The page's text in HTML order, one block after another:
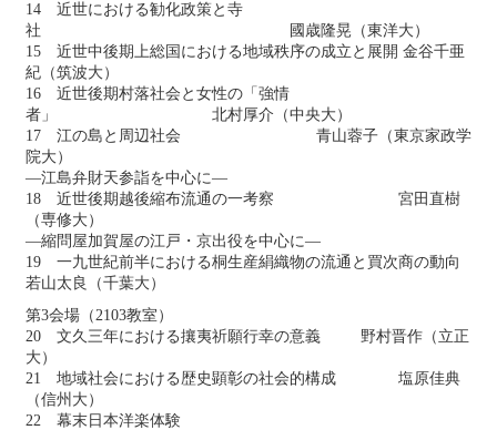
14 近世における勧化政策と寺
社 國歳隆晃（東洋大）
15 近世中後期上総国における地域秩序の成立と展開 金谷千亜
紀（筑波大）
16 近世後期村落社会と女性の「強情
者」 北村厚介（中央大）
17 江の島と周辺社会 青山蓉子（東京家政学
院大）
―江島弁財天参詣を中心に―
18 近世後期越後縮布流通の一考察 宮田直樹
（専修大）
―縮問屋加賀屋の江戸・京出役を中心に―
19 一九世紀前半における桐生産絹織物の流通と買次商の動向
若山太良（千葉大）
第3会場（2103教室）
20 文久三年における攘夷祈願行幸の意義 野村晋作（立正
大）
21 地域社会における歴史顕彰の社会的構成 塩原佳典
（信州大）
22 幕末日本洋楽体験